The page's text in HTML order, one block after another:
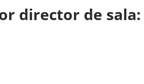
director de